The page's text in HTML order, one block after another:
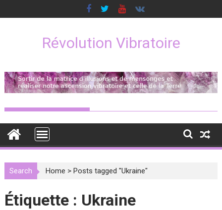
to
Révolution Vibratoire
Search Home >Posts tagged "Ukraine"
Étiquette : Ukraine